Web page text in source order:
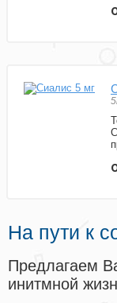
На пути к
Предлагаем
инитмной